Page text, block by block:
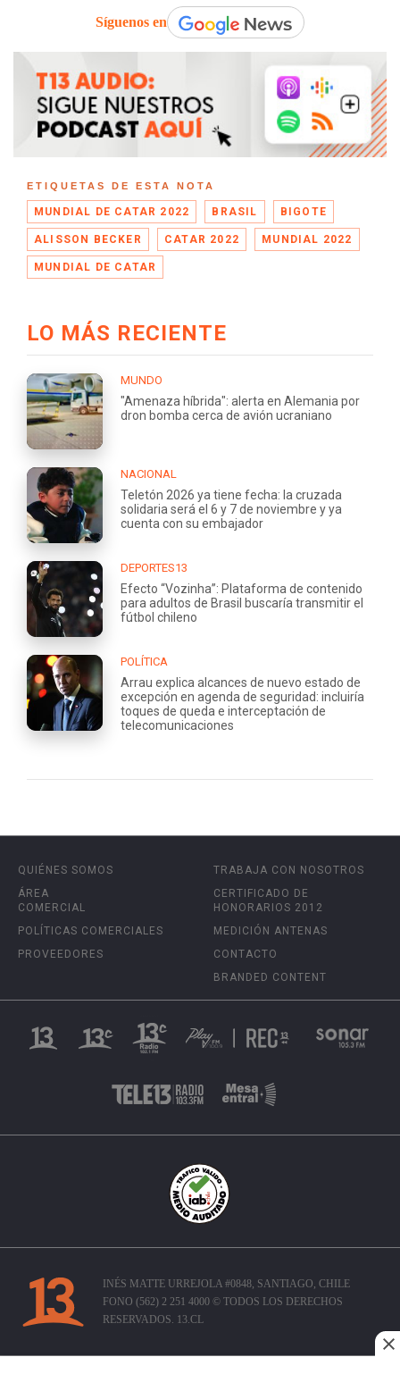
Síguenos en
ETIQUETAS DE ESTA NOTA
MUNDIAL DE CATAR 2022 BRASIL BIGOTE
ALISSON BECKER CATAR 2022 MUNDIAL 2022
MUNDIAL DE CATAR
LO MÁS RECIENTE
MUNDO
"Amenaza híbrida": alerta en Alemania por
dron bomba cerca de avión ucraniano
NACIONAL
Teletón 2026 ya tiene fecha: la cruzada
solidaria será el 6 y 7 de noviembre y ya
cuenta con su embajador
DEPORTES13
Efecto “Vozinha”: Plataforma de contenido
para adultos de Brasil buscaría transmitir el
fútbol chileno
POLÍTICA
Arrau explica alcances de nuevo estado de
excepción en agenda de seguridad: incluiría
toques de queda e interceptación de
telecomunicaciones
QUIÉNES SOMOS
ÁREA
COMERCIAL
POLÍTICAS COMERCIALES
PROVEEDORES
TRABAJA CON NOSOTROS
CERTIFICADO DE
HONORARIOS 2012
MEDICIÓN ANTENAS
CONTACTO
BRANDED CONTENT
INÉS MATTE URREJOLA #0848, SANTIAGO, CHILE
FONO (562) 2 251 4000 © TODOS LOS DERECHOS
RESERVADOS. 13.CL